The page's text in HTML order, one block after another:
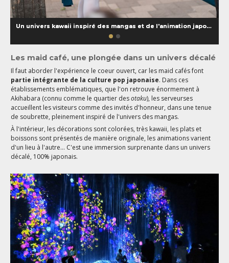
Un univers kawaii inspiré des mangas et de l'animation japonaise
Les maid café, une plongée dans un univers décalé
Il faut aborder l'expérience le coeur ouvert, car les maid cafés font
partie intégrante de la culture pop japonaise. Dans ces
établissements emblématiques, que l'on retrouve énormement à
Akihabara (connu comme le quartier desotaku), les serveurses
accueillent les visiteurs comme des invités d'honneur, dans une tenue
de soubrette, pleinement inspiré de l'univers des mangas.
À l'intérieur, les décorations sont colorées, très kawaii, les plats et
boissons sont présentés de manière originale, les animations varient
d'un lieu à l'autre... C'est une immersion surprenante dans un univers
décalé, 100% japonais.